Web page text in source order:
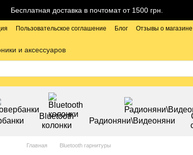
Бесплатная доставка в почтомат от 1500 грн.
Пользовательское соглашение Блог
Отзывы о магазине
и аксессуаров
Bluetooth
колонки
Радионяни\Видеоняни
Главная Bluetooth гарнитуры